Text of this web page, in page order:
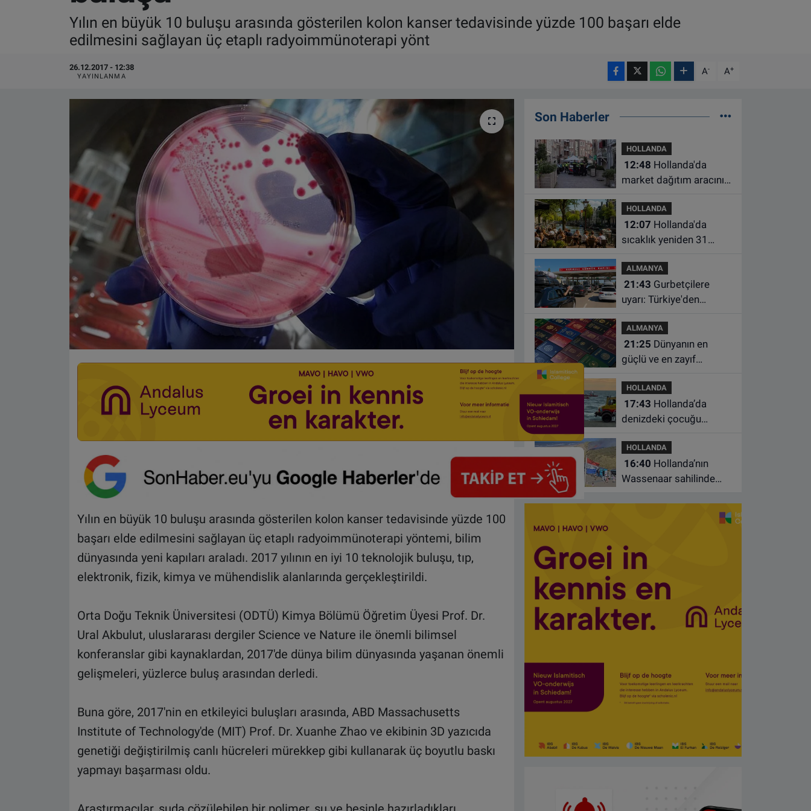
Yılın en büyük 10 buluşu arasında gösterilen kolon kanser tedavisinde yüzde 100 başarı elde
edilmesini sağlayan üç etaplı radyoimmünoterapi yönt
26.12.2017 - 12:38
YAYINLANMA A- A+
Yılın en büyük 10 buluşu arasında gösterilen kolon kanser tedavisinde yüzde 100
başarı elde edilmesini sağlayan üç etaplı radyoimmünoterapi yöntemi, bilim
dünyasında yeni kapıları araladı. 2017 yılının en iyi 10 teknolojik buluşu, tıp,
elektronik, fizik, kimya ve mühendislik alanlarında gerçekleştirildi.
Orta Doğu Teknik Üniversitesi (ODTÜ) Kimya Bölümü Öğretim Üyesi Prof. Dr.
Ural Akbulut, uluslararası dergiler Science ve Nature ile önemli bilimsel
konferanslar gibi kaynaklardan, 2017'de dünya bilim dünyasında yaşanan önemli
gelişmeleri, yüzlerce buluş arasından derledi.
Buna göre, 2017'nin en etkileyici buluşları arasında, ABD Massachusetts
Institute of Technology'de (MIT) Prof. Dr. Xuanhe Zhao ve ekibinin 3D yazıcıda
genetiği değiştirilmiş canlı hücreleri mürekkep gibi kullanarak üç boyutlu baskı
yapmayı başarması oldu.
Son Haberler
HOLLANDA
12:48
market dağıtım aracının
çocuk hayatını kaybetti
HOLLANDA
12:07
sıcaklık yeniden 31
ALMANYA
21:43
uyarı: Türkiye'den
geçiş ve trafik
borcunuzu kontrol edin
ALMANYA
21:25
güçlü ve en zayıf
HOLLANDA
17:43
denizdeki çocuğu
kadın hayatını yitirdi
HOLLANDA
16:40
Wassenaar sahilinde
bölgeden tahliye edildi
VIDEO GALERİ